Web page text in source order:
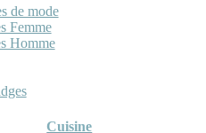
de mode
Femme
Homme
Cuisine